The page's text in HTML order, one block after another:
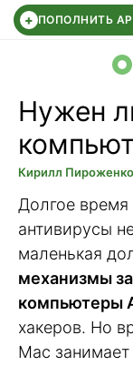
+ ПОПОЛНИТЬ
СБЕР
Нужен
Кирилл Пироженко
Долгое время
антивирусы
маленькая
механизмы
компьютеры
хакеров. Но
Mac